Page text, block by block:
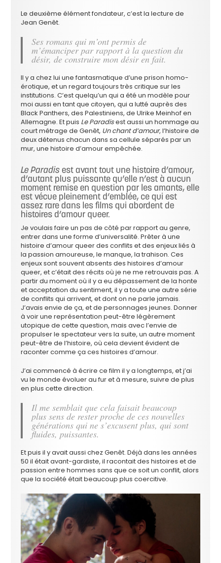
Le deuxième élément fondateur, c’est la lecture de
Jean Genêt.
Ses romans qui m’ont permis de
m’émanciper par rapport à la question du
désir, de construire mon désir en fait.
Il y a chez lui une fantasmatique d’une prison homo-
érotique, et un regard toujours très critique sur les
institutions. C’est quelqu’un qui a été un modèle pour
moi aussi en tant que citoyen, qui a lutté auprès des
Black Panthers, des Palestiniens, de Ulrike Meinhof en
Allemagne. Et puis Le Paradisest aussi un hommage au
court métrage de Genêt, Un chant d’amour, l’histoire de
deux détenus chacun dans sa cellule séparés par un
mur, une histoire d’amour empêchée.
Le Paradis est avant tout une histoire d’amour,
d’autant plus puissante qu’elle n’est à aucun
moment remise en question par les amants, elle
est vécue pleinement d’emblée, ce qui est
assez rare dans les films qui abordent de
histoires d’amour queer.
Je voulais faire un pas de côté par rapport au genre,
entrer dans une forme d’universalité. Prêter à une
histoire d’amour queer des conflits et des enjeux liés à
la passion amoureuse, le manque, la trahison. Ces
enjeux sont souvent absents des histoires d’amour
queer, et c’était des récits où je ne me retrouvais pas. A
partir du moment où il y a eu dépassement de la honte
et acceptation du sentiment, il y a toute une autre série
de conflits qui arrivent, et dont on ne parle jamais.
J’avais envie de ça, et de personnages jeunes. Donner
à voir une représentation peut-être légèrement
utopique de cette question, mais avec l’envie de
propulser le spectateur vers la suite, un autre moment
peut-être de l’histoire, où cela devient évident de
raconter comme ça ces histoires d’amour.
J’ai commencé à écrire ce film il y a longtemps, et j’ai
vu le monde évoluer au fur et à mesure, suivre de plus
en plus cette direction.
Il me semblait que cela faisait beaucoup
plus sens de rester proche de ces nouvelles
générations qui ne s’excusent plus, qui sont
fluides, puissantes.
Et puis il y avait aussi chez Genêt. Déjà dans les années
50 il était avant-gardiste, il racontait des histoires et de
passion entre hommes sans que ce soit un conflit, alors
que la société était beaucoup plus coercitive.